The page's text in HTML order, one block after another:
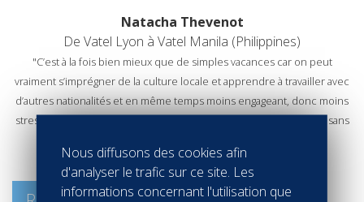
Natacha Thevenot
De Vatel Lyon à Vatel Manila (Philippines)
"C’est à la fois bien mieux que de simples vacances car on peut
vraiment s’imprégner de la culture locale et apprendre à travailler avec
d’autres nationalités et en même temps moins engageant, donc moins
stressant qu’un nouvel emploi qui nous ferait traverser la planète sans
En savoir +
Nous diffusons des cookies afin
d'analyser le trafic sur ce site. Les
informations concernant l'utilisation que